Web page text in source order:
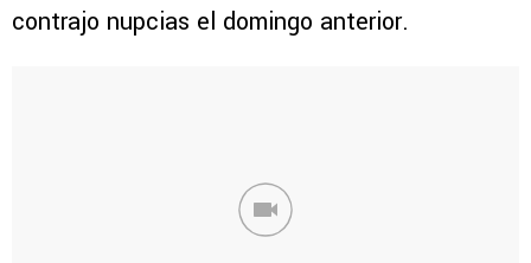
contrajo nupcias el domingo anterior.